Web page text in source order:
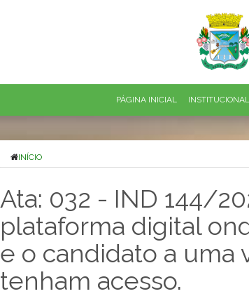
PÁGINA INICIAL INSTITUCIONAL
INÍCIO
Ata: 032 - IND 144/
plataforma digital
e o candidato a uma
tenham acesso.